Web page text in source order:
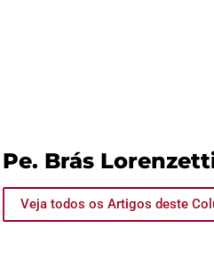
Pe. Brás
Veja todos os Artigos deste